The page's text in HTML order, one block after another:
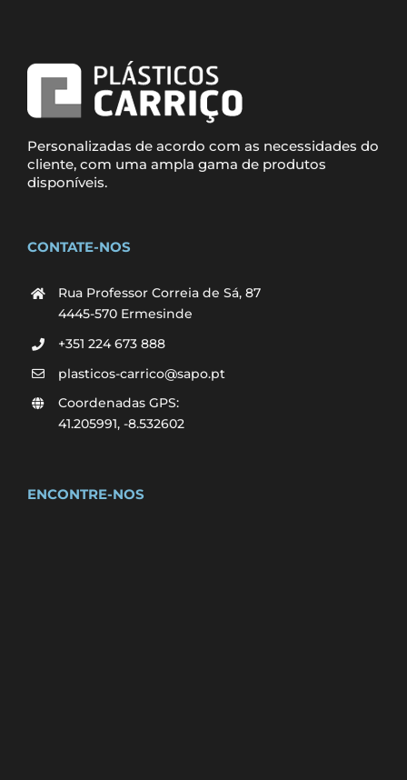
Personalizadas de acordo com as necessidades do
cliente, com uma ampla gama de produtos
disponíveis.
CONTATE-NOS
Rua Professor Correia de Sá, 87
4445-570 Ermesinde
+351 224 673 888
plasticos-carrico@sapo.pt
Coordenadas GPS:
41.205991, -8.532602
ENCONTRE-NOS